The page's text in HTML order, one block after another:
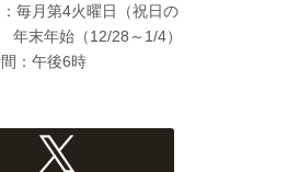
毎月第4火曜日（祝日の
年末年始（12/28～1/4）
：午後6時